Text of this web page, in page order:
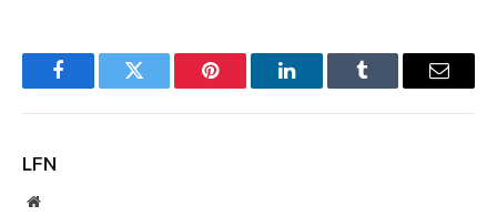
FacebookTwitter Pinterest LinkedInTumblr Email
LFN
Website